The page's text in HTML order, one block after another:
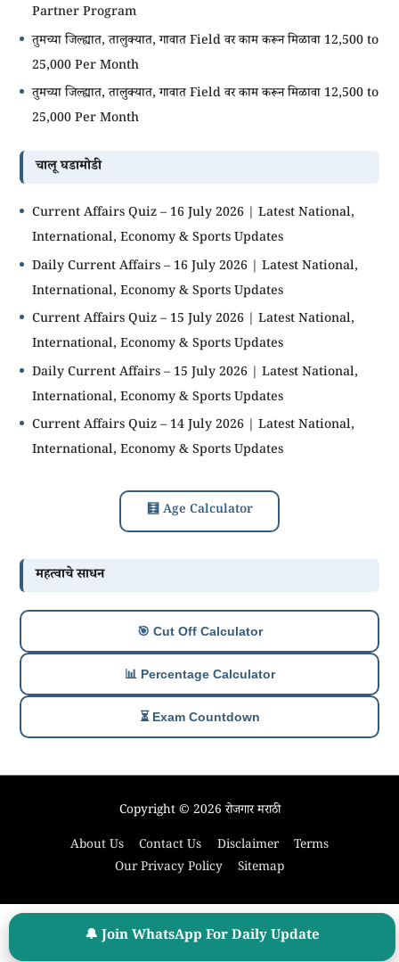
🔔 Join WhatsApp For Daily Update
Partner Program
तुमच्या जिल्ह्यात, तालुक्यात, गावात Field वर काम करून मिळावा 12,500 to
25,000 Per Month
तुमच्या जिल्ह्यात, तालुक्यात, गावात Field वर काम करून मिळावा 12,500 to
25,000 Per Month
चालू घडामोडी
Current Affairs Quiz – 16 July 2026 | Latest National,
International, Economy & Sports Updates
Daily Current Affairs – 16 July 2026 | Latest National,
International, Economy & Sports Updates
Current Affairs Quiz – 15 July 2026 | Latest National,
International, Economy & Sports Updates
Daily Current Affairs – 15 July 2026 | Latest National,
International, Economy & Sports Updates
Current Affairs Quiz – 14 July 2026 | Latest National,
International, Economy & Sports Updates
🧮 Age Calculator
महत्वाचे साधन
🎯 Cut Off Calculator
📊 Percentage Calculator
⏳ Exam Countdown
Copyright © 2026रोजगार मराठी
About Us
Contact Us Disclaimer
Terms
Our Privacy Policy
Sitemap